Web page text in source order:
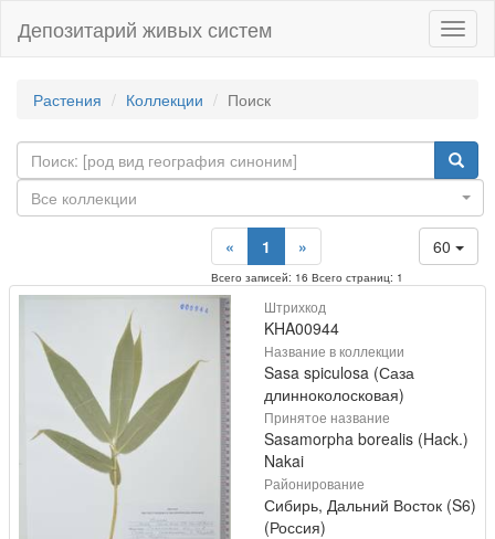
Депозитарий живых систем
Растения Коллекции Поиск
Все коллекции
60
« 1 »
Всего записей: 16 Всего страниц: 1
Штрихкод
KHA00944
Название в коллекции
Sasa spiculosa (Саза
длинноколосковая)
Принятое название
Sasamorpha borealis (Hack.)
Nakai
Районирование
Сибирь, Дальний Восток (S6)
(Россия)